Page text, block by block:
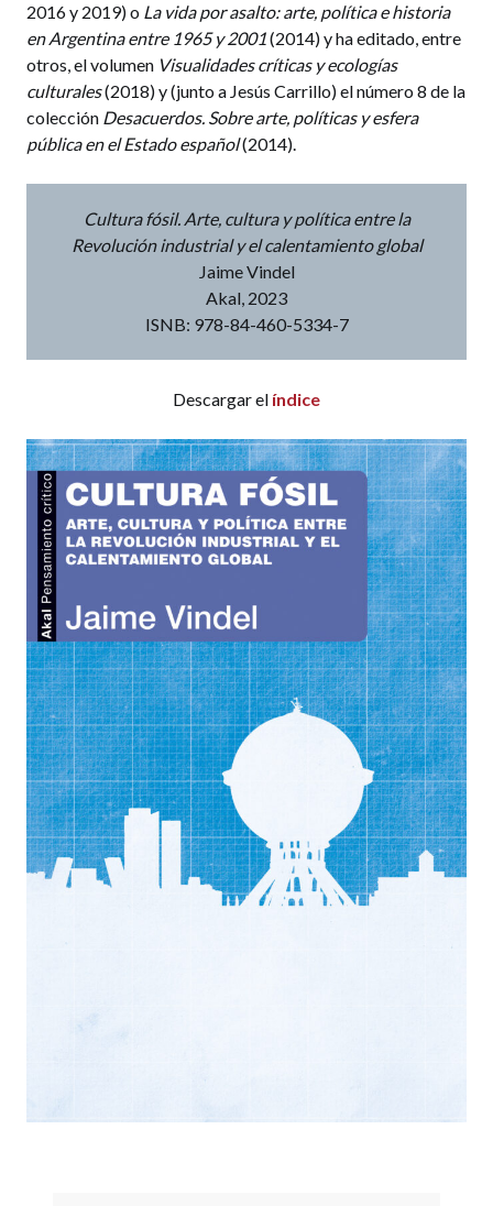
2016 y 2019) o La vida por asalto: arte, política e historia
en Argentina entre 1965 y 2001(2014) y ha editado, entre
otros, el volumen Visualidades críticas y ecologías
culturales(2018) y (junto a Jesús Carrillo) el número 8 de la
colección Desacuerdos. Sobre arte, políticas y esfera
pública en el Estado español(2014).
Cultura fósil. Arte, cultura y política entre la
Revolución industrial y el calentamiento global
Jaime Vindel
Akal, 2023
ISNB: 978-84-460-5334-7
Descargar el índice